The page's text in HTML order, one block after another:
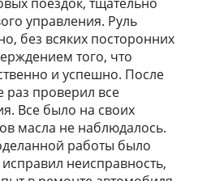
управления. Руль
без всяких посторонних
того, что
и успешно. После
раз проверил все
Все было на своих
масла не наблюдалось.
работы было
неисправность,